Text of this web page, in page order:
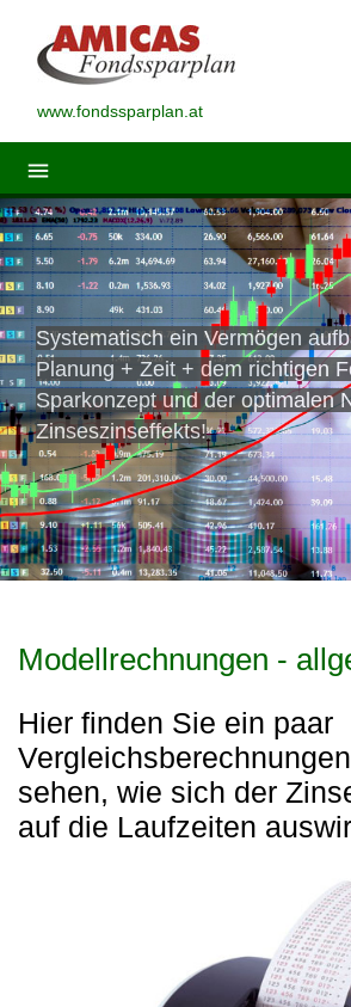
www.fondssparplan.at
menu
Systematisch ein Vermögen
Planung + Zeit + dem richtigen
Sparkonzept und der optimalen
Zinseszinseffekts!
Modellrechnungen -
Hier finden Sie ein paar
sehen, wie sich der
auf die Laufzeiten